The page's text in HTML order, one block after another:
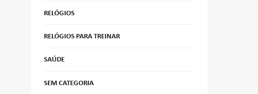
RELÓGIOS
RELÓGIOS PARA TREINAR
SAÚDE
SEM CATEGORIA